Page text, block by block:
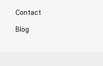
Contact
Blog